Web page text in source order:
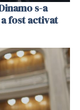
s-a
fost activat